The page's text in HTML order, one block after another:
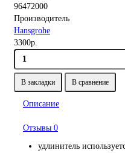
96472000
Производитель
Hansgrohe
3300р.
В закладки В сравнение
Описание
Отзывы 0
удлинитель